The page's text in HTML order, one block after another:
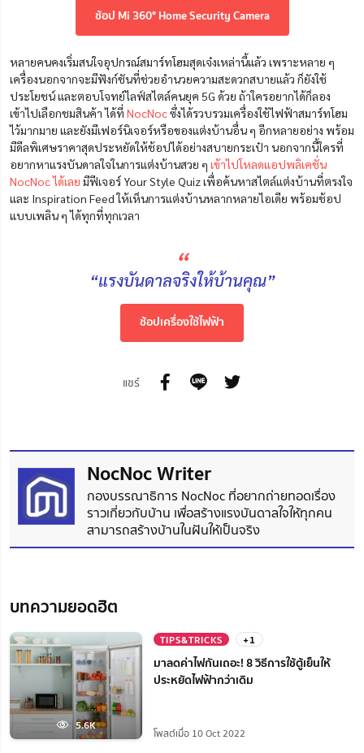
ช้อป Mi 360° Home Security Camera
หลายคนคงเริ่มสนใจอุปกรณ์สมาร์ทโฮมสุดเจ๋งเหล่านี้แล้ว เพราะหลาย ๆ
เครื่องนอกจากจะมีฟังก์ชันที่ช่วยอำนวยความสะดวกสบายแล้ว ก็ยังใช้
ประโยชน์ และตอบโจทย์ไลฟ์สไตล์คนยุค 5G ด้วย ถ้าใครอยากได้ก็ลอง
เข้าไปเลือกชมสินค้า ได้ที่ NocNocซึ่งได้รวบรวมเครื่องใช้ไฟฟ้าสมาร์ทโฮม
ไว้มากมาย และยังมีเฟอร์นิเจอร์หรือของแต่งบ้านอื่น ๆ อีกหลายอย่าง พร้อม
มีดีลพิเศษราคาสุดประหยัดให้ช้อปได้อย่างสบายกระเป๋า นอกจากนี้ใครที่
อยากหาแรงบันดาลใจในการแต่งบ้านสวย ๆ เข้าไปโหลดแอปพลิเคชั่น
NocNoc ได้เลย มีฟีเจอร์ Your Style Quiz เพื่อค้นหาสไตล์แต่งบ้านที่ตรงใจ
และ Inspiration Feed ให้เห็นการแต่งบ้านหลากหลายไอเดีย พร้อมช้อป
แบบเพลิน ๆ ได้ทุกที่ทุกเวลา
“
“แรงบันดาลจริงให้บ้านคุณ”
ช้อปเครื่องใช้ไฟฟ้า
แชร์
NocNoc Writer
กองบรรณาธิการ NocNoc ที่อยากถ่ายทอดเรื่อง
ราวเกี่ยวกับบ้าน เพื่อสร้างแรงบันดาลใจให้ทุกคน
สามารถสร้างบ้านในฝันให้เป็นจริง
บทความยอดฮิต
5.6K
TIPS&TRICKS +1
มาลดค่าไฟกันเถอะ! 8 วิธีการใช้ตู้เย็นให้
ประหยัดไฟฟ้ากว่าเดิม
โพสต์เมื่อ 10 Oct 2022